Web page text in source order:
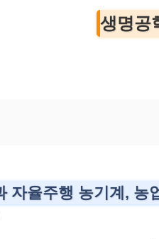
생명공
자율주행 농기계, 농